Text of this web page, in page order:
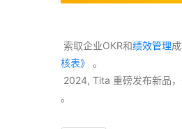
索取企业OKR和绩效管理
核表》
。
2024, Tita 重磅发布新品，
。